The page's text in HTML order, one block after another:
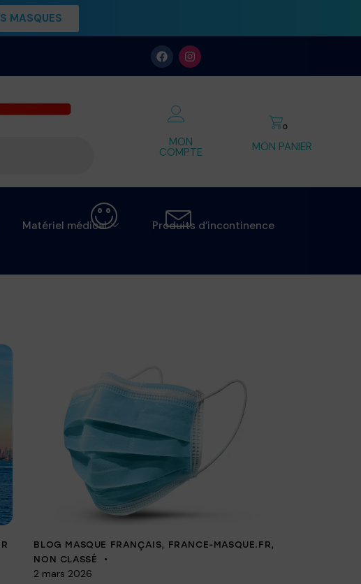
MASQUES
MON
COMPTE
0
MON PANIER
Matériel médical
Produits d’incontinence
BLOG MASQUE FRANÇAIS, FRANCE-MASQUE.FR ,
NON CLASSÉ
2 mars 2026